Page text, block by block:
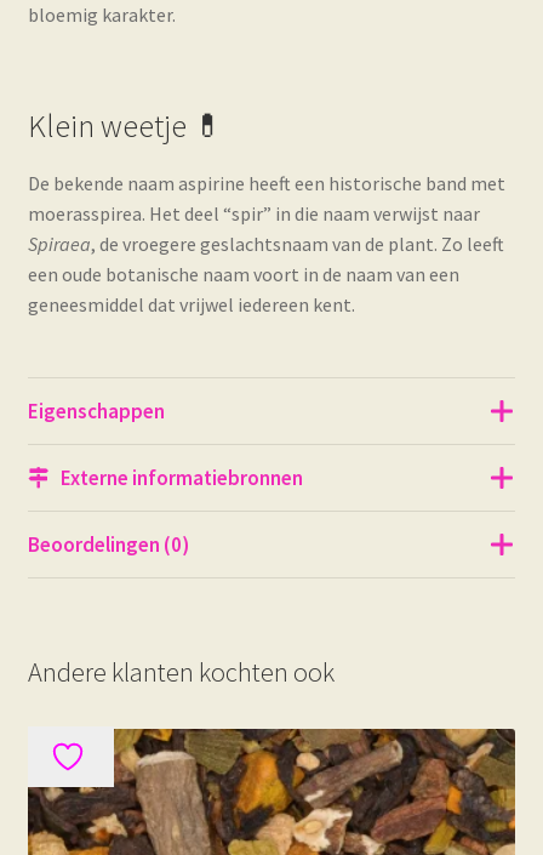
bloemig karakter.
Klein weetje 💊
De bekende naam aspirine heeft een historische band met
moerasspirea. Het deel “spir” in die naam verwijst naar
Spiraea, de vroegere geslachtsnaam van de plant. Zo leeft
een oude botanische naam voort in de naam van een
geneesmiddel dat vrijwel iedereen kent.
Eigenschappen
Externe informatiebronnen
Beoordelingen (0)
Andere klanten kochten ook